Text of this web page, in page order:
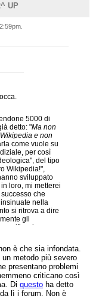
UP
5000 di
detto: "Ma non
e non
come vuole su
per così
del tipo
Wikipedia!",
sviluppato
loro, mi metterei
che
nella
si ritrova a dire
gli
riflessione non
interrogarsi
irragionevole
il sintomo di
se
utenza,
diverso, più
da molti
è che sia infondata.
metodo più severo
presentano problemi
criticano così
Diquesto ha detto
lì i forum. Non è